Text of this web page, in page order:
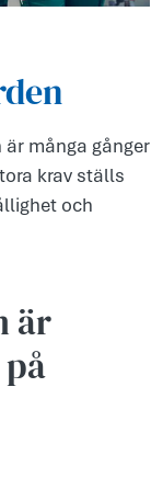
många gånger
krav ställs
och
är